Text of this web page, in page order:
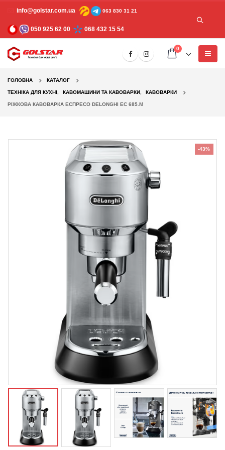
info@golstar.com.ua 063 830 31 21
050 925 62 00 068 432 15 54
0
ГОЛОВНА КАТАЛОГ
TЕХНІКА ДЛЯ КУХНІ , КАВОМАШИНИ ТА КАВОВАРКИ, КАВОВАРКИ
РІЖКОВА КАВОВАРКА ЕСПРЕСО DELONGHI EC 685.M
-43%